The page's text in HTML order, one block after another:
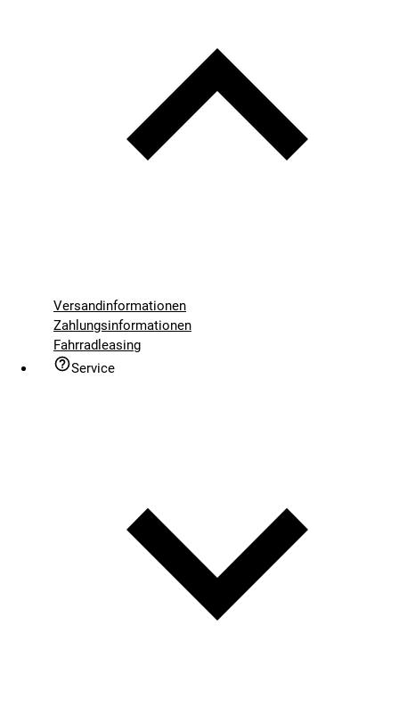
Versandinformationen
Zahlungsinformationen
Fahrradleasing
Service